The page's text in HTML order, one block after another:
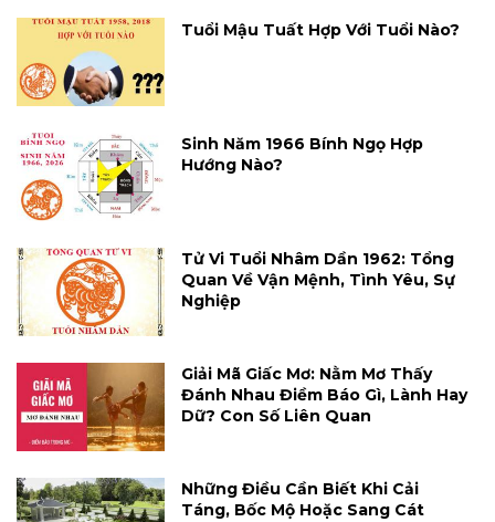
Tuổi Mậu Tuất Hợp Với Tuổi Nào?
Sinh Năm 1966 Bính Ngọ Hợp
Hướng Nào?
Tử Vi Tuổi Nhâm Dần 1962: Tổng
Quan Về Vận Mệnh, Tình Yêu, Sự
Nghiệp
Giải Mã Giấc Mơ: Nằm Mơ Thấy
Đánh Nhau Điềm Báo Gì, Lành Hay
Dữ? Con Số Liên Quan
Những Điều Cần Biết Khi Cải
Táng, Bốc Mộ Hoặc Sang Cát